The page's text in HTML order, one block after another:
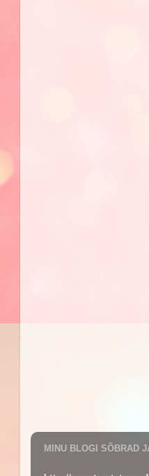
MINU BLOGI SÕBRAD